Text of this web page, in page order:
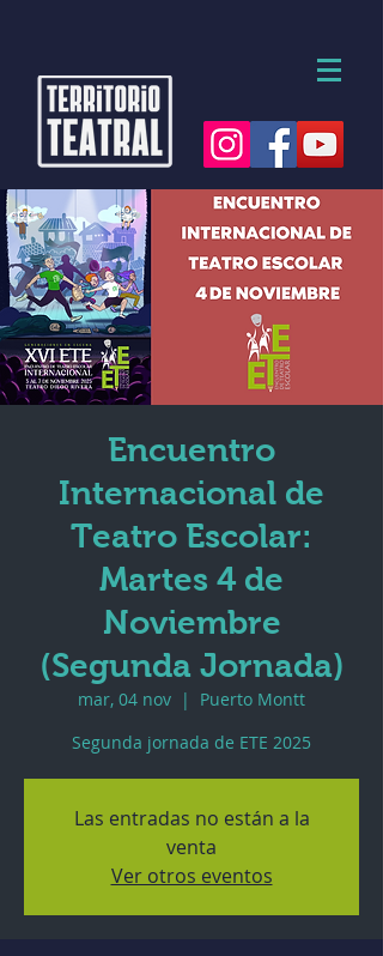
Encuentro
Internacional de
Teatro Escolar:
Martes 4 de
Noviembre
(Segunda Jornada)
mar, 04 nov
  |
Puerto Montt
Segunda jornada de ETE 2025
Las entradas no están a la
venta
Ver otros eventos